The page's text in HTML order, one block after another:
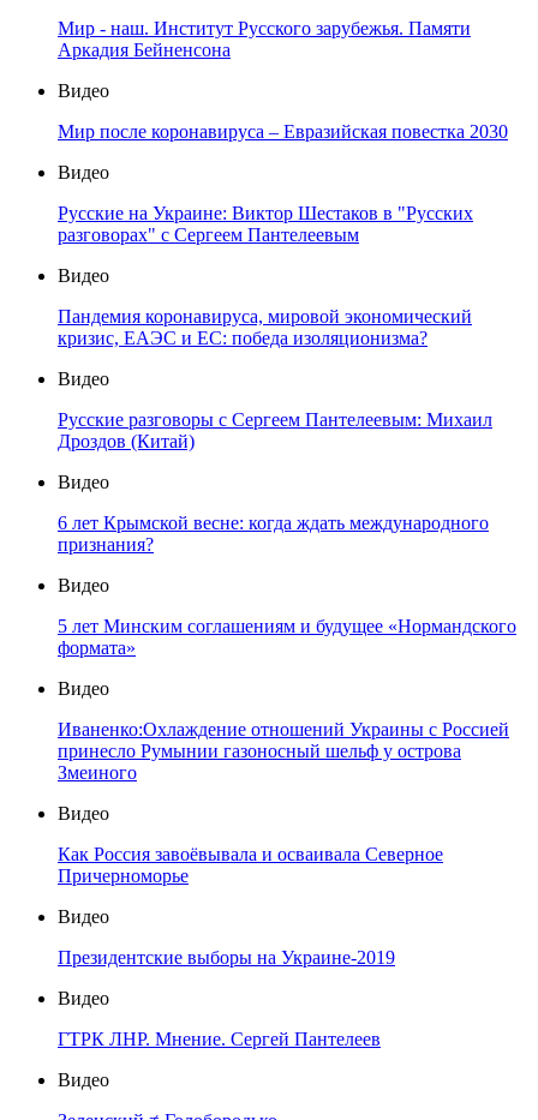
Мир - наш. Институт Русского зарубежья. Памяти
Аркадия Бейненсона
Видео
Мир после коронавируса – Евразийская повестка 2030
Видео
Русские на Украине: Виктор Шестаков в "Русских
разговорах" с Сергеем Пантелеевым
Видео
Пандемия коронавируса, мировой экономический
кризис, ЕАЭС и ЕС: победа изоляционизма?
Видео
Русские разговоры с Сергеем Пантелеевым: Михаил
Дроздов (Китай)
Видео
6 лет Крымской весне: когда ждать международного
признания?
Видео
5 лет Минским соглашениям и будущее «Нормандского
формата»
Видео
Иваненко:Охлаждение отношений Украины с Россией
принесло Румынии газоносный шельф у острова
Змеиного
Видео
Как Россия завоёвывала и осваивала Северное
Причерноморье
Видео
Президентские выборы на Украине-2019
Видео
ГТРК ЛНР. Мнение. Сергей Пантелеев
Видео